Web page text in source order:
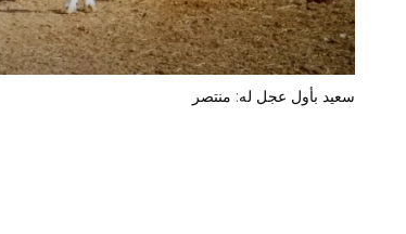
سعيد بأول عجل له: منتصر